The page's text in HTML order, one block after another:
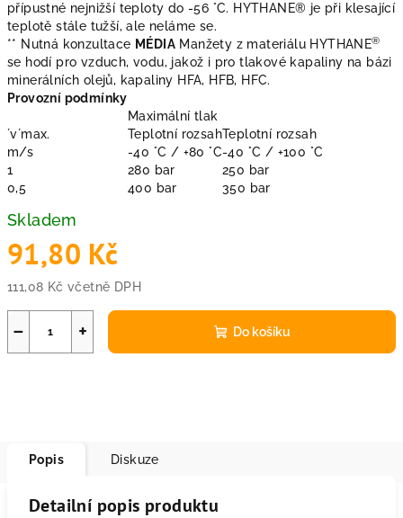
přípustné nejnižší teploty do -56 °C. HYTHANE® je při klesající
teplotě stále tužší, ale neláme se.
** Nutná konzultace MÉDIA Manžety z materiálu HYTHANE®
se hodí pro vzduch, vodu, jakož i pro tlakové kapaliny na bázi
minerálních olejů, kapaliny HFA, HFB, HFC.
Provozní podmínky
Maximální tlak
´v´max.
Teplotní rozsahTeplotní rozsah
m/s
-40 °C / +80 °C-40 °C / +100 °C
1
280 bar
250 bar
0,5
400 bar 350 bar
Skladem
91,80 Kč
111,08 Kč včetně DPH
+
− Do košíku
Popis Diskuze
Detailní popis produktu